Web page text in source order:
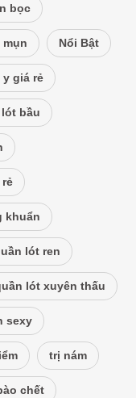
bọc
mụn Nổi Bật
y giá rẻ
bầu
khuẩn
lót ren
lót xuyên thấu
sexy
trị nám
chết